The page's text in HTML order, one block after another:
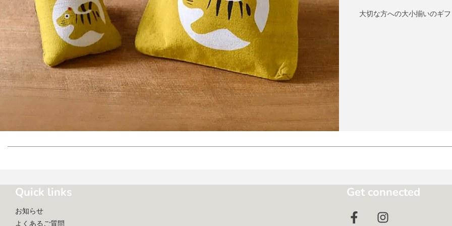
大切な方への大小揃いのギ
Quick links
お知らせ
よくあるご質問
Get connected